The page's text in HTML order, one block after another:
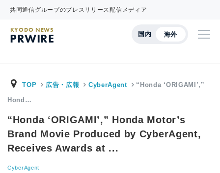
共同通信グループのプレスリリース配信メディア
国内 海外
KYODO NEWS
PRWIRE
TOP 広告・広報 CyberAgent “Honda ‘ORIGAMI’,”
Hond…
“Honda ‘ORIGAMI’,” Honda Motor’s
Brand Movie Produced by CyberAgent,
Receives Awards at ...
CyberAgent